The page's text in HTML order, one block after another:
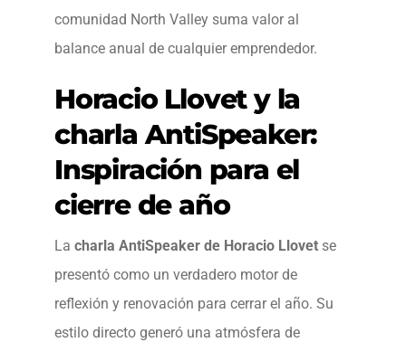
comunidad North Valley suma valor al
balance anual de cualquier emprendedor.
Horacio Llovet y la
charla AntiSpeaker:
Inspiración para el
cierre de año
La charla AntiSpeaker de Horacio Llovet se
presentó como un verdadero motor de
reflexión y renovación para cerrar el año. Su
estilo directo generó una atmósfera de